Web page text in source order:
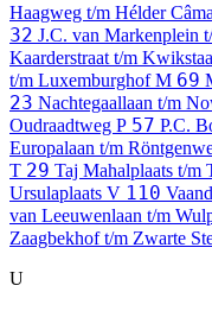
Haagweg t/m Hélder
32 J.C. van Markenplein
Kaarderstraat t/m
t/m LuxemburghofM 69
23 Nachtegaallaan t/m
Oudraadtweg P 57 P.C.
Europalaan t/m
T 29 Taj Mahalplaats t/m
Ursulaplaats V 110
van Leeuwenlaan t/m
Zaagbekhof t/m Zwarte
U